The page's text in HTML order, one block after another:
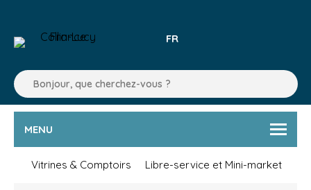
FR
MENU
Vitrines & Comptoirs Libre-service et Mini-market